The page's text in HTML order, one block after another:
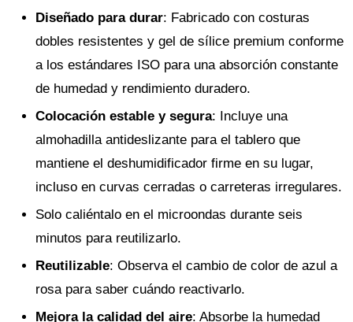
Diseñado para durar: Fabricado con costuras
dobles resistentes y gel de sílice premium conforme
a los estándares ISO para una absorción constante
de humedad y rendimiento duradero.
Colocación estable y segura: Incluye una
almohadilla antideslizante para el tablero que
mantiene el deshumidificador firme en su lugar,
incluso en curvas cerradas o carreteras irregulares.
Solo caliéntalo en el microondas durante seis
minutos para reutilizarlo.
Reutilizable: Observa el cambio de color de azul a
rosa para saber cuándo reactivarlo.
Mejora la calidad del aire: Absorbe la humedad